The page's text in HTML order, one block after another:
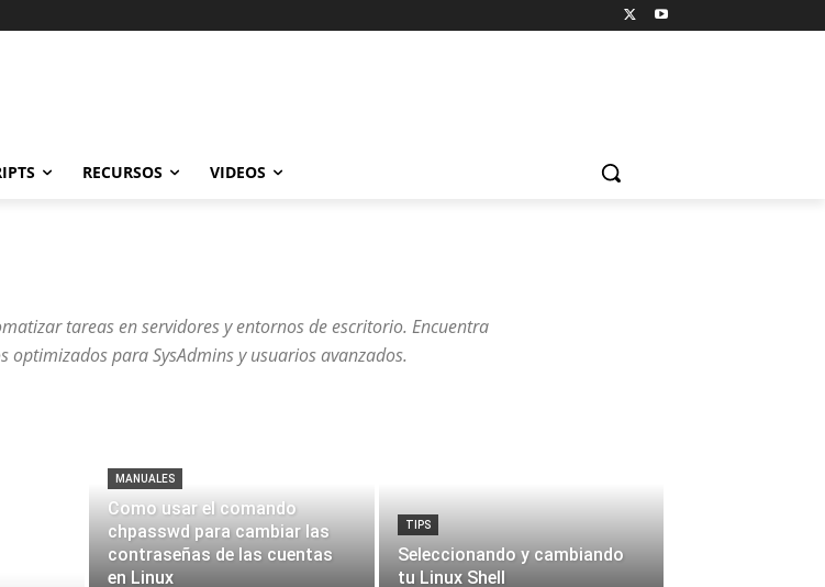
RECURSOS VIDEOS
tareas en servidores y entornos de escritorio. Encuentra
para SysAdmins y usuarios avanzados.
MANUALES
Como usar el comando
chpasswd para cambiar las
contraseñas de las cuentas
en Linux
TIPS
Seleccionando y cambiando
tu Linux Shell